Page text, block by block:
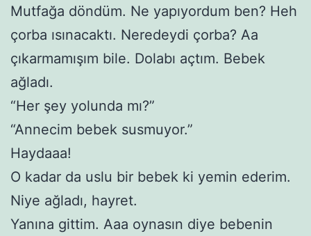
Mutfağa döndüm. Ne yapıyordum ben? Heh
çorba ısınacaktı. Neredeydi çorba? Aa
çıkarmamışım bile. Dolabı açtım. Bebek
ağladı.
“Her şey yolunda mı?”
“Annecim bebek susmuyor.”
Haydaaa!
O kadar da uslu bir bebek ki yemin ederim.
Niye ağladı, hayret.
Yanına gittim. Aaa oynasın diye bebenin